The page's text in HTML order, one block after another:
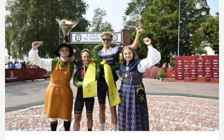
ELIT MOTION NYBÖRJARE
VARDAG
POPULÄRA TAGGAR
SORTERA PÅ
RENSA FILTER